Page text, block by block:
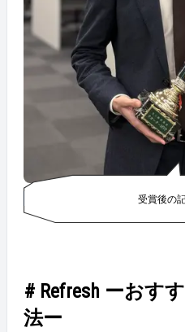
受賞後の
# Refresh ーおす
法ー